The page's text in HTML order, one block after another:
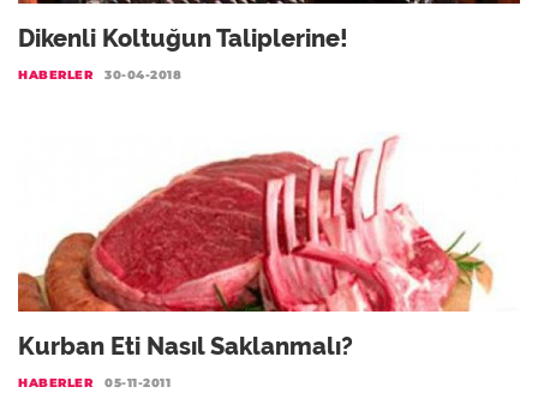
Dikenli Koltuğun Taliplerine!
HABERLER 30-04-2018
Kurban Eti Nasıl Saklanmalı?
HABERLER 05-11-2011